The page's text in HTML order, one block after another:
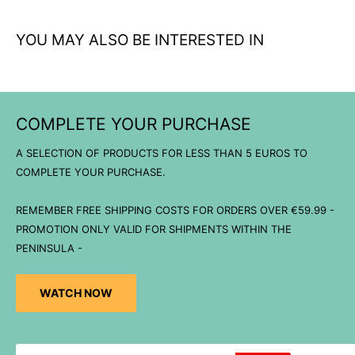
YOU MAY ALSO BE INTERESTED IN
COMPLETE YOUR PURCHASE
A SELECTION OF PRODUCTS FOR LESS THAN 5 EUROS TO
COMPLETE YOUR PURCHASE.
REMEMBER FREE SHIPPING COSTS FOR ORDERS OVER €59.99 -
PROMOTION ONLY VALID FOR SHIPMENTS WITHIN THE
PENINSULA -
WATCH NOW